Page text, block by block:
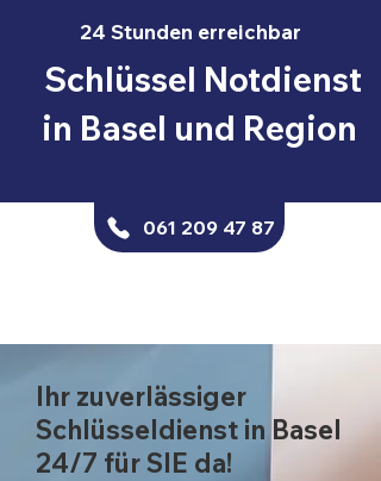
24 Stunden erreichbar
Schlüssel Notdienst
in Basel und Region
061 209 47 87
Ihr zuverlässiger
Schlüsseldienst in Basel
24/7 für SIE da!